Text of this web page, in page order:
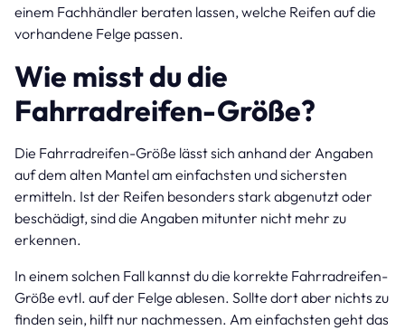
einem Fachhändler beraten lassen, welche Reifen auf die
vorhandene Felge passen.
Wie misst du die
Fahrradreifen-Größe?
Die Fahrradreifen-Größe lässt sich anhand der Angaben
auf dem alten Mantel am einfachsten und sichersten
ermitteln. Ist der Reifen besonders stark abgenutzt oder
beschädigt, sind die Angaben mitunter nicht mehr zu
erkennen.
In einem solchen Fall kannst du die korrekte Fahrradreifen-
Größe evtl. auf der Felge ablesen. Sollte dort aber nichts zu
finden sein, hilft nur nachmessen. Am einfachsten geht das